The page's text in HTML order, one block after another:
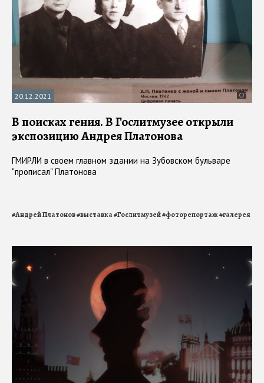
20.12.2021
В поисках гения. В Гослитмузее открыли
экспозицию Андрея Платонова
ГМИРЛИ в своем главном здании на Зубовском бульваре
"прописал" Платонова
#Андрей Платонов#выставка#Гослитмузей#фоторепортаж#галерея